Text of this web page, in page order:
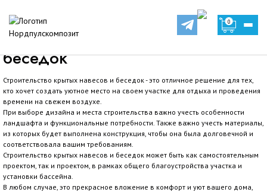
0
Строительство крытых навесов и беседок
Строительство крытых навесов и
беседок
Строительство крытых навесов и беседок - это отличное решение для тех,
кто хочет создать уютное место на своем участке для отдыха и проведения
времени на свежем воздухе.
При выборе дизайна и места строительства важно учесть особенности
ландшафта и функциональные потребности. Также важно учесть материалы,
из которых будет выполнена конструкция, чтобы она была долговечной и
соответствовала вашим требованиям.
Строительство крытых навесов и беседок может быть как самостоятельным
проектом, так и проектом, в рамках общего благоустройства участка и
установки бассейна.
В любом случае, это прекрасное вложение в комфорт и уют вашего дома,